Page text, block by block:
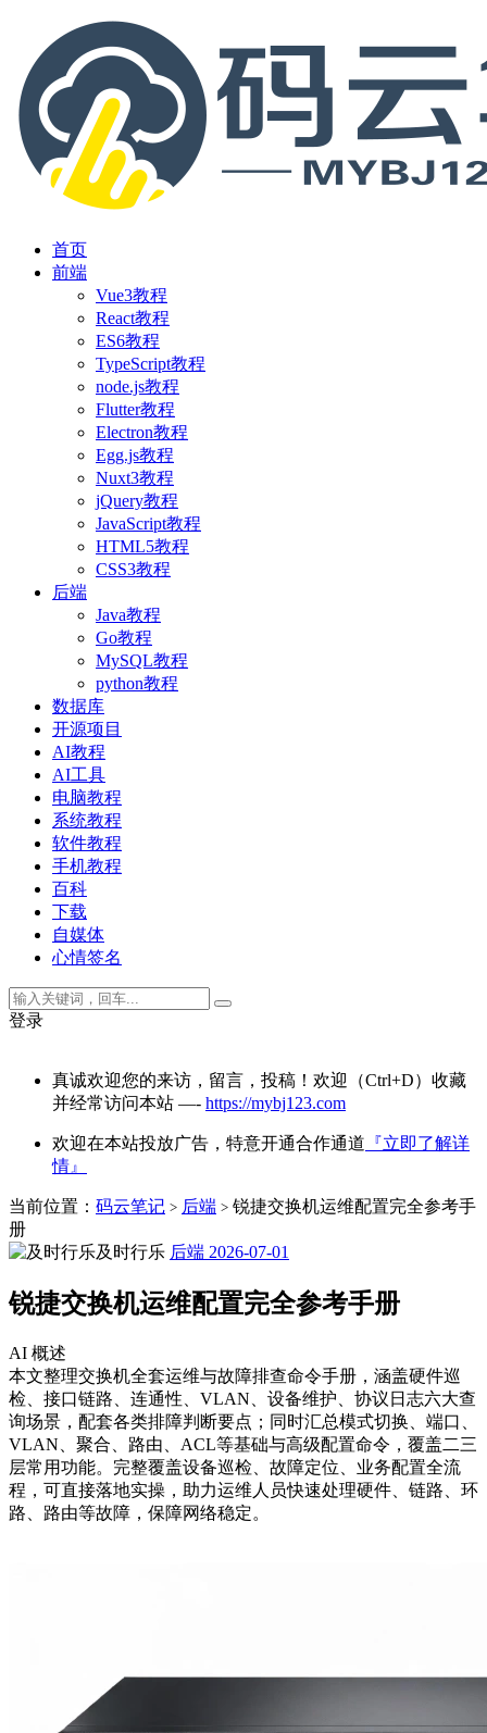
首页
前端
Vue3教程
React教程
ES6教程
TypeScript教程
node.js教程
Flutter教程
Electron教程
Egg.js教程
Nuxt3教程
jQuery教程
JavaScript教程
HTML5教程
CSS3教程
后端
Java教程
Go教程
MySQL教程
python教程
数据库
开源项目
AI教程
AI工具
电脑教程
系统教程
软件教程
手机教程
百科
下载
自媒体
心情签名
登录
真诚欢迎您的来访，留言，投稿！欢迎（Ctrl+D）收藏
并经常访问本站 —- https://mybj123.com
欢迎在本站投放广告，特意开通合作通道 『立即了解详
情』
当前位置： 码云笔记 > 后端 > 锐捷交换机运维配置完全参考手
册
及时行乐 后端 2026-07-01
锐捷交换机运维配置完全参考手册
AI 概述
本文整理交换机全套运维与故障排查命令手册，涵盖硬件巡
检、接口链路、连通性、VLAN、设备维护、协议日志六大查
询场景，配套各类排障判断要点；同时汇总模式切换、端口、
VLAN、聚合、路由、ACL等基础与高级配置命令，覆盖二三
层常用功能。完整覆盖设备巡检、故障定位、业务配置全流
程，可直接落地实操，助力运维人员快速处理硬件、链路、环
路、路由等故障，保障网络稳定。